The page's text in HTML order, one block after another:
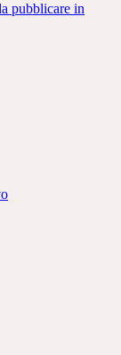
pubblicare in